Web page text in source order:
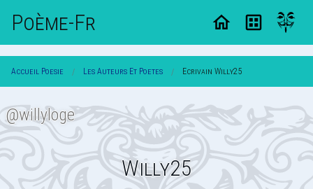
Poème-Fr
Accueil Poesie Les Auteurs Et Poetes Ecrivain Willy25
Willy25
@willyloge